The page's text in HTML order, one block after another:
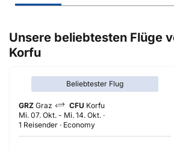
Unsere beliebtesten Flüge
Korfu
Beliebtester Flug
GRZ Graz CFU Korfu
Mi. 07. Okt. - Mi. 14. Okt.
1 Reisender
Economy